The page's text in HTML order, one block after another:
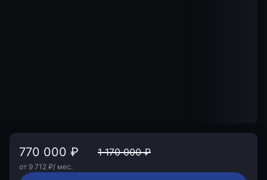
770 000 ₽ 1 170 000 ₽
от 9 712 ₽/ мес.